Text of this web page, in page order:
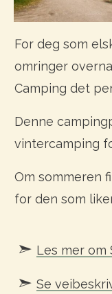
For deg som
omringer
Camping det
Denne
vintercamping
Om sommeren
for den som
Les mer om
Se